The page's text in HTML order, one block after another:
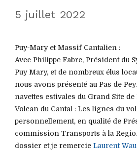
5 juillet 2022
Puy-Mary et Massif Cantalien :
Avec Philippe Fabre, Président du
Puy Mary, et de nombreux élus
nous avons présenté au Pas de
navettes estivales du Grand Site
Volcan du Cantal : Les lignes du
personnellement, en qualité de
commission Transports à la
dossier et je remercie Laurent